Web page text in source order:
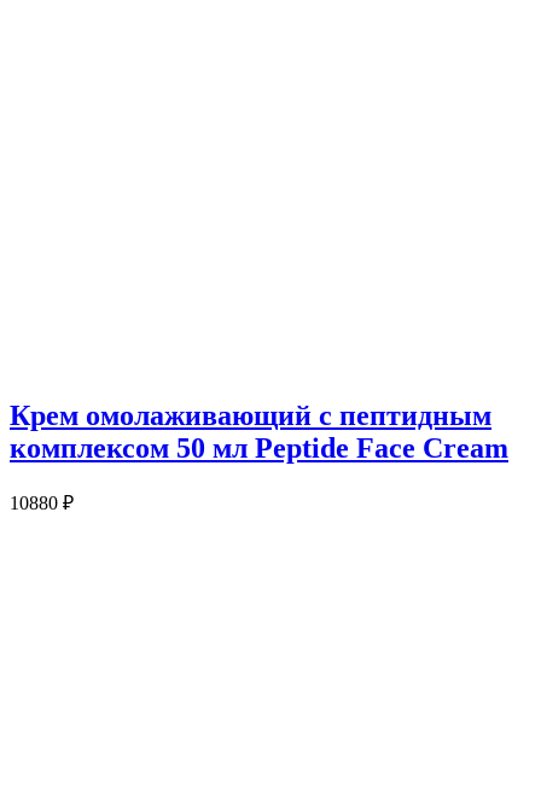
Крем омолаживающий с пептидным
комплексом 50 мл Peptide Face Cream
10880 ₽